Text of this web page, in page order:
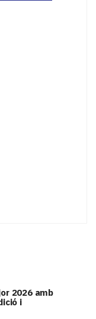
2026 amb
i